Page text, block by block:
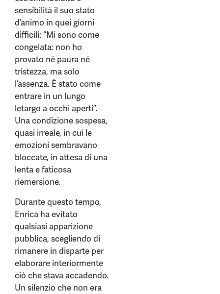
sensibilità il suo stato
d’animo in quei giorni
difficili: “Mi sono come
congelata: non ho
provato né paura né
tristezza, ma solo
l’assenza. È stato come
entrare in un lungo
letargo a occhi aperti”.
Una condizione sospesa,
quasi irreale, in cui le
emozioni sembravano
bloccate, in attesa di una
lenta e faticosa
riemersione.
Durante questo tempo,
Enrica ha evitato
qualsiasi apparizione
pubblica, scegliendo di
rimanere in disparte per
elaborare interiormente
ciò che stava accadendo.
Un silenzio che non era